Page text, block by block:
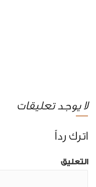
لا يوجد تعليقات
اترك رداً
التعليق